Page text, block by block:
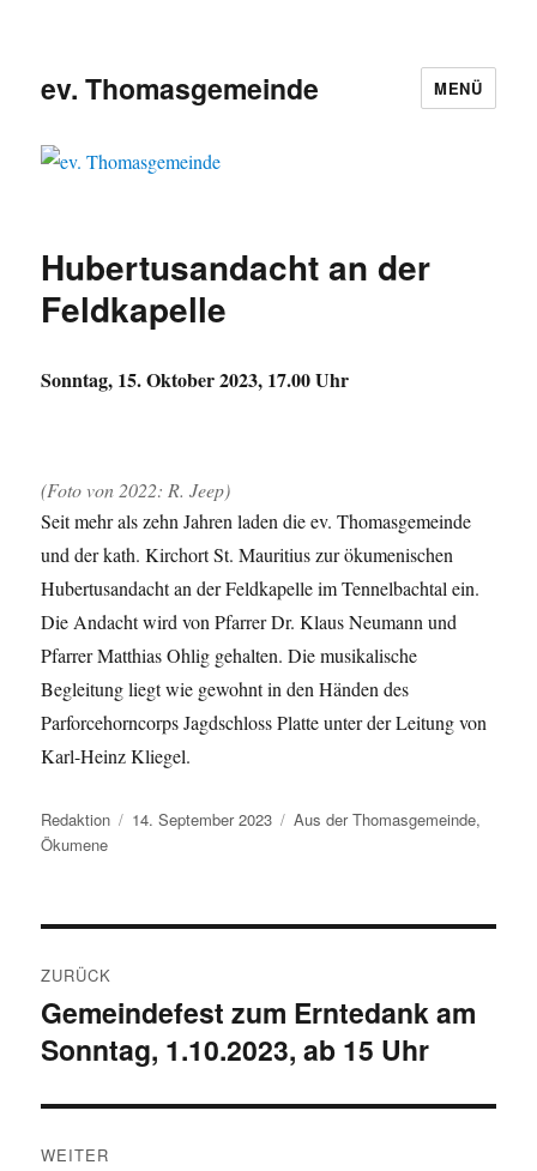
ev. Thomasgemeinde MENÜ
Hubertusandacht an der
Feldkapelle
Sonntag, 15. Oktober 2023, 17.00 Uhr
(Foto von 2022: R. Jeep)
Seit mehr als zehn Jahren laden die ev. Thomasgemeinde
und der kath. Kirchort St. Mauritius zur ökumenischen
Hubertusandacht an der Feldkapelle im Tennelbachtal ein.
Die Andacht wird von Pfarrer Dr. Klaus Neumann und
Pfarrer Matthias Ohlig gehalten. Die musikalische
Begleitung liegt wie gewohnt in den Händen des
Parforcehorncorps Jagdschloss Platte unter der Leitung von
Karl-Heinz Kliegel.
Autor
Redaktion
Veröffentlicht
14. September 2023 Kategorien
Aus der Thomasgemeinde,
Ökumene
ZURÜCK
Vorheriger
Beitrag:
Gemeindefest zum Erntedank am
Sonntag, 1.10.2023, ab 15 Uhr
WEITER